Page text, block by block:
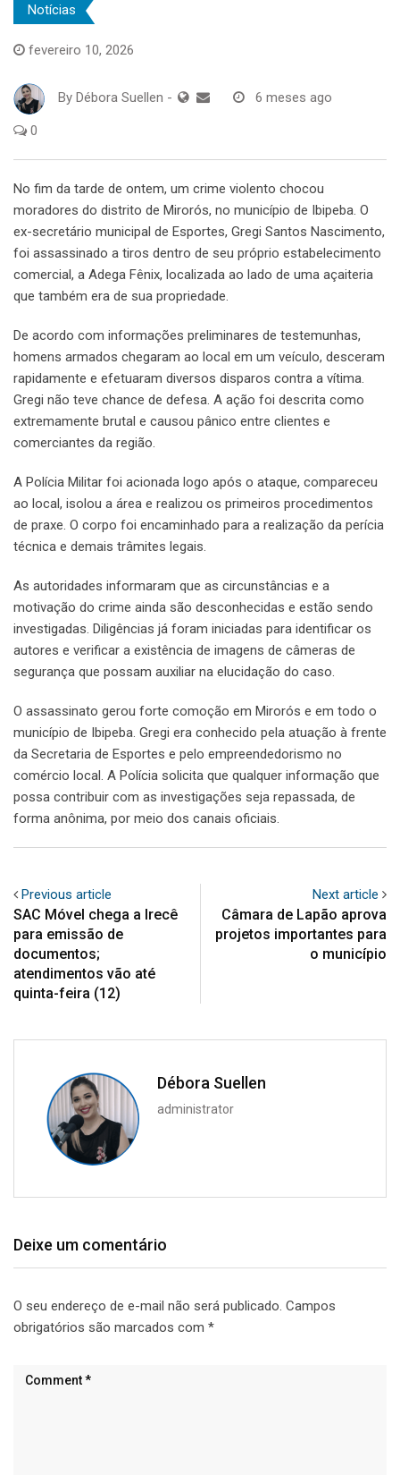
Notícias
fevereiro 10, 2026
By Débora Suellen - 6 meses ago
0
No fim da tarde de ontem, um crime violento chocou
moradores do distrito de Mirorós, no município de Ibipeba. O
ex-secretário municipal de Esportes, Gregi Santos Nascimento,
foi assassinado a tiros dentro de seu próprio estabelecimento
comercial, a Adega Fênix, localizada ao lado de uma açaiteria
que também era de sua propriedade.
De acordo com informações preliminares de testemunhas,
homens armados chegaram ao local em um veículo, desceram
rapidamente e efetuaram diversos disparos contra a vítima.
Gregi não teve chance de defesa. A ação foi descrita como
extremamente brutal e causou pânico entre clientes e
comerciantes da região.
A Polícia Militar foi acionada logo após o ataque, compareceu
ao local, isolou a área e realizou os primeiros procedimentos
de praxe. O corpo foi encaminhado para a realização da perícia
técnica e demais trâmites legais.
As autoridades informaram que as circunstâncias e a
motivação do crime ainda são desconhecidas e estão sendo
investigadas. Diligências já foram iniciadas para identificar os
autores e verificar a existência de imagens de câmeras de
segurança que possam auxiliar na elucidação do caso.
O assassinato gerou forte comoção em Mirorós e em todo o
município de Ibipeba. Gregi era conhecido pela atuação à frente
da Secretaria de Esportes e pelo empreendedorismo no
comércio local. A Polícia solicita que qualquer informação que
possa contribuir com as investigações seja repassada, de
forma anônima, por meio dos canais oficiais.
Previous article
SAC Móvel chega a Irecê
para emissão de
documentos;
atendimentos vão até
quinta-feira (12)
Next article
Câmara de Lapão aprova
projetos importantes para
o município
Débora Suellen
administrator
Deixe um comentário
O seu endereço de e-mail não será publicado. Campos
obrigatórios são marcados com *